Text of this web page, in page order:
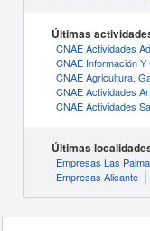
Últimas
CNAE Actividades
CNAE Información
CNAE Agricultura,
CNAE Actividades
CNAE Actividades
Últimas
Empresas Las
Empresas Alicante